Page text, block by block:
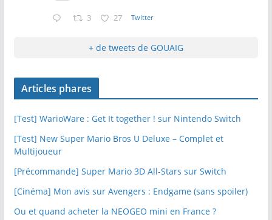
3 27 Twitter
+ de tweets de GOUAIG
Articles phares
[Test] WarioWare : Get It together ! sur Nintendo Switch
[Test] New Super Mario Bros U Deluxe – Complet et
Multijoueur
[Précommande] Super Mario 3D All-Stars sur Switch
[Cinéma] Mon avis sur Avengers : Endgame (sans spoiler)
Ou et quand acheter la NEOGEO mini en France ?